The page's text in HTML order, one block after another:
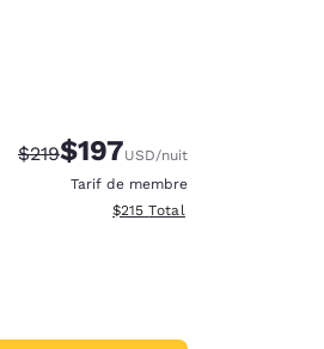
Tarif barré :
$219Tarif réduit :
$197USD/nuit
Tarif de membre
Afficher les détails totaux
$215 Total